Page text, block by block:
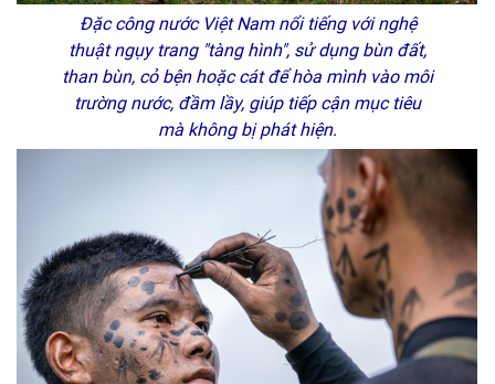
Đặc công nước Việt Nam nổi tiếng với nghệ
thuật ngụy trang "tàng hình", sử dụng bùn đất,
than bùn, cỏ bện hoặc cát để hòa mình vào môi
trường nước, đầm lầy, giúp tiếp cận mục tiêu
mà không bị phát hiện.